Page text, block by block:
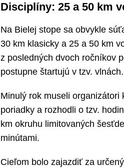
Disciplíny: 25 a 50 km
Na Bielej stope sa obvykle
30 km klasicky a 25 a 50 km
z posledných dvoch ročníkov
postupne štartujú v tzv. vlnách.
Minulý rok museli
poriadky a rozhodli o tzv.
km okruhu limitovaných
minútami.
Cieľom bolo zajazdiť za